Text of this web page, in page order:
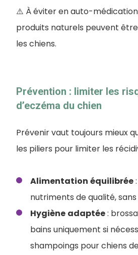
⚠️ À éviter en auto-
produits naturels peuvent
les chiens.
Prévention : limiter les
d’eczéma du chien
Prévenir vaut toujours mieux
les piliers pour limiter les
Alimentation équilibrée
nutriments de qualité,
Hygiène adaptée:
bains uniquement si
shampoings pour chiens